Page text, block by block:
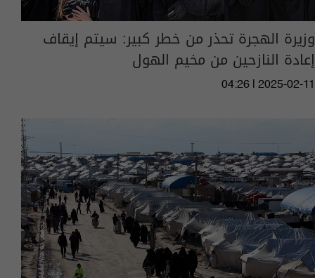
وزيرة الهجرة تحذر من خطر كبير: سيتم إيقاف
إعادة النازحين من مخيم الهول
04:26 | 2025-02-11